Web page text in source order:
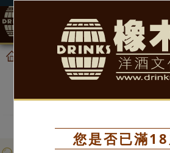
您是否已滿18
酒類知識列表 酒類知識
酒類知